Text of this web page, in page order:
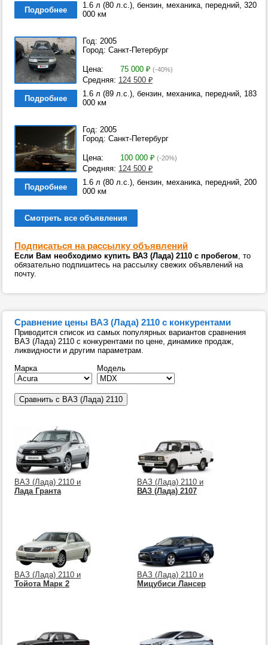
Подробнее
1.6 л (80 л.с.), бензин, механика, передний, 320
000 км
Год: 2005
Город: Санкт-Петербург
Цена: 75 000 ₽ (-40%)
Средняя: 124 500 ₽
Подробнее
1.6 л (89 л.с.), бензин, механика, передний, 183
000 км
Год: 2005
Город: Санкт-Петербург
Цена: 100 000 ₽ (-20%)
Средняя: 124 500 ₽
Подробнее
1.6 л (80 л.с.), бензин, механика, передний, 200
000 км
Смотреть все объявления
Подписаться на рассылку объявлений
Если Вам необходимо купить ВАЗ (Лада) 2110 с пробегом, то
обязательно подпишитесь на рассылку свежих объявлений на
почту.
Сравнение цены ВАЗ (Лада) 2110 с конкурентами
Приводится список из самых популярных вариантов сравнения
ВАЗ (Лада) 2110 с конкурентами по цене, динамике продаж,
ликвидности и другим параметрам.
Марка
Модель
ВАЗ (Лада) 2110 и
Лада Гранта
ВАЗ (Лада) 2110 и
ВАЗ (Лада) 2107
ВАЗ (Лада) 2110 и
Тойота Марк 2
ВАЗ (Лада) 2110 и
Мицубиси Лансер